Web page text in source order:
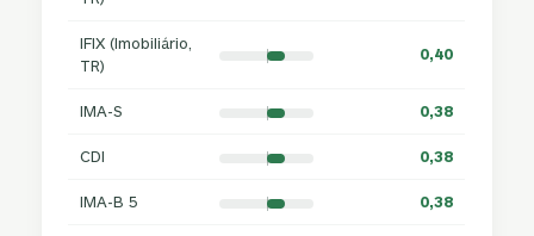
IFIX (Imobiliário,
TR)
0,40
IMA-S 0,38
CDI 0,38
IMA-B 5 0,38